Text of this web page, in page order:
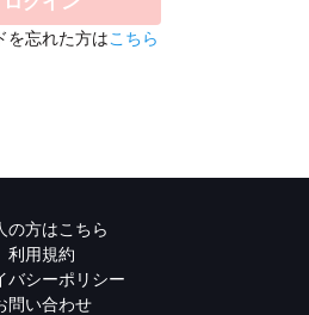
を忘れた方はこちら
の方はこちら
利用規約
バシーポリシー
問い合わせ